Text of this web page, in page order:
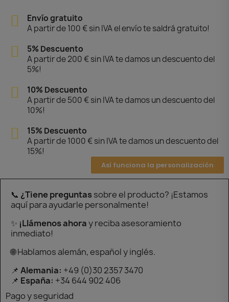
Envío gratuito
A partir de 100 € sin IVA el envío te saldrá gratuito!
5% Descuento
A partir de 200 € sin IVA te damos un descuento del
5%!
10% Descuento
A partir de 500 € sin IVA te damos un descuento del
10%!
15% Descuento
A partir de 1000 € sin IVA te damos un descuento del
15%!
Así funciona la personalización
📞 ¿Tiene preguntassobre el producto? ¡Estamos
aquí para ayudarle personalmente!
✨ ¡Llámenos ahoray reciba asesoramiento
inmediato!
🌐 Hablamos alemán, español y inglés.
📌 Alemania: +49 (0)30 2357 3470
📌 España: +34 644 902 406
Pago y seguridad